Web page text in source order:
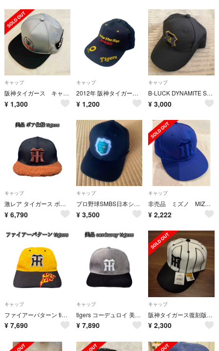
キャップ
阪神タイガース キャップ 2026
¥ 1,300
キャップ
2012年 阪神タイガース 限定 ベースボールキャップ 古着 フリーサイズ 黒
¥ 1,200
キャップ
B-LUCK DYNAMITE SERIES 2025 52cm〜56cm
¥ 3,000
キャップ
激レア タイガース ボア cap ロゴ アーカイブ 希少 男女兼用 帽子 美品
¥ 6,790
キャップ
プロ野球SMBS日本シリーズ2025ロゴキャップ
¥ 3,500
キャップ
非売品 ミズノ MIZUNO 阪神タイガース キャップ 青 ブルー
¥ 2,222
キャップ
ファイアーパターン tigers cap 激レア アーカイブ 美品 スポーツ
¥ 7,690
キャップ
tigers コーデュロイ 美品 上質 激レア cap アーカイブ 企業 新品
¥ 7,890
キャップ
阪神タイガース復刻版球団帽子
¥ 2,300